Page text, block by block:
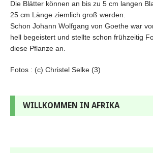
Die Blätter können an bis zu 5 cm langen
25 cm Länge ziemlich groß werden.
Schon Johann Wolfgang von Goethe war
hell begeistert und stellte schon frühzeitig
diese Pflanze an.
Fotos : (c) Christel Selke (3)
WILLKOMMEN IN AFRIKA